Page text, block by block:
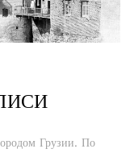
Грузии. По